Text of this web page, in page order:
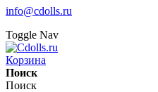
info@cdolls.ru
Toggle Nav
Корзина
Поиск
Поиск